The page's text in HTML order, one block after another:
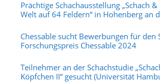
Prächtige Schachausstellung „Schach
Welt auf 64 Feldern“ in Hohenberg an
Chessable sucht Bewerbungen für den
Forschungspreis Chessable 2024
Teilnehmer an der Schachstudie
Köpfchen II“ gesucht (Universität